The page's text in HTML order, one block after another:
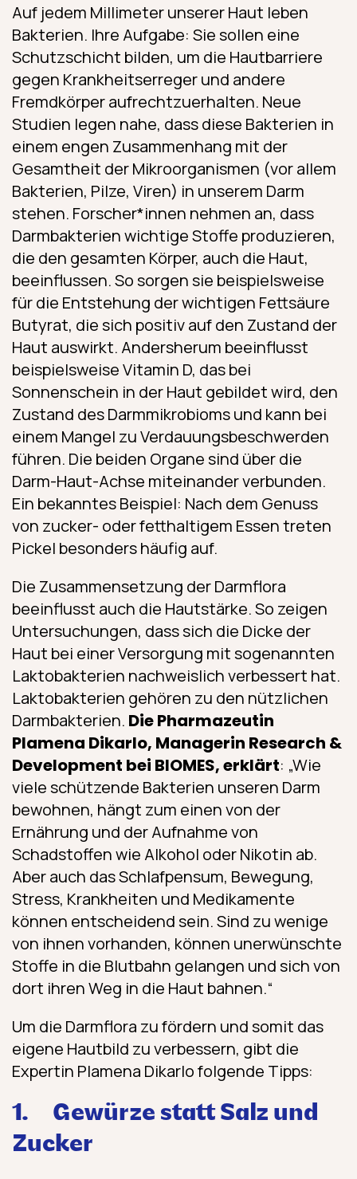
Auf jedem Millimeter unserer Haut leben
Bakterien. Ihre Aufgabe: Sie sollen eine
Schutzschicht bilden, um die Hautbarriere
gegen Krankheitserreger und andere
Fremdkörper aufrechtzuerhalten. Neue
Studien legen nahe, dass diese Bakterien in
einem engen Zusammenhang mit der
Gesamtheit der Mikroorganismen (vor allem
Bakterien, Pilze, Viren) in unserem Darm
stehen. Forscher*innen nehmen an, dass
Darmbakterien wichtige Stoffe produzieren,
die den gesamten Körper, auch die Haut,
beeinflussen. So sorgen sie beispielsweise
für die Entstehung der wichtigen Fettsäure
Butyrat, die sich positiv auf den Zustand der
Haut auswirkt. Andersherum beeinflusst
beispielsweise Vitamin D, das bei
Sonnenschein in der Haut gebildet wird, den
Zustand des Darmmikrobioms und kann bei
einem Mangel zu Verdauungsbeschwerden
führen. Die beiden Organe sind über die
Darm-Haut-Achse miteinander verbunden.
Ein bekanntes Beispiel: Nach dem Genuss
von zucker- oder fetthaltigem Essen treten
Pickel besonders häufig auf.
Die Zusammensetzung der Darmflora
beeinflusst auch die Hautstärke. So zeigen
Untersuchungen, dass sich die Dicke der
Haut bei einer Versorgung mit sogenannten
Laktobakterien nachweislich verbessert hat.
Laktobakterien gehören zu den nützlichen
Darmbakterien. Die Pharmazeutin
Plamena Dikarlo, Managerin Research &
Development bei BIOMES, erklärt: „Wie
viele schützende Bakterien unseren Darm
bewohnen, hängt zum einen von der
Ernährung und der Aufnahme von
Schadstoffen wie Alkohol oder Nikotin ab.
Aber auch das Schlafpensum, Bewegung,
Stress, Krankheiten und Medikamente
können entscheidend sein. Sind zu wenige
von ihnen vorhanden, können unerwünschte
Stoffe in die Blutbahn gelangen und sich von
dort ihren Weg in die Haut bahnen.“
Um die Darmflora zu fördern und somit das
eigene Hautbild zu verbessern, gibt die
Expertin Plamena Dikarlo folgende Tipps:
1.
Gewürze statt Salz und
Zucker